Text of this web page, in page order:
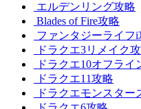
エルデンリング攻略
Blades of Fire攻略
ファンタジーライフi
ドラクエ3リメイク
ドラクエ10オフライ
ドラクエ11攻略
ドラクエモンスター